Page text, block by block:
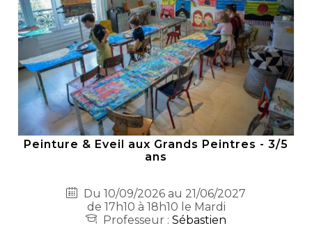
Peinture & Eveil aux Grands Peintres - 3/5
ans
Du 10/09/2026 au 21/06/2027
de 17h10 à 18h10 le Mardi
Professeur : Sébastien